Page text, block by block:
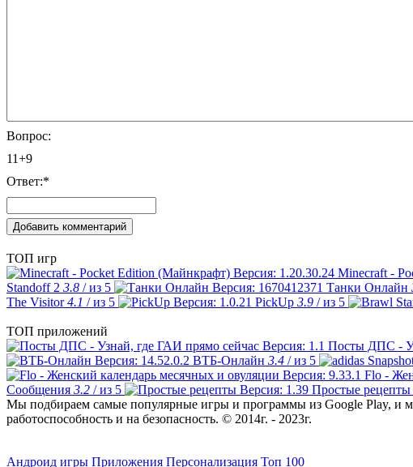
Вопрос:
11+9
Ответ:*
ТОП игр
Minecraft -
Standoff 2 3.8 / из 5 Танки Онлайн
The Visitor4.1 / из 5 PickUp 3.9 / из 5
ТОП приложений
Посты ДПС -
ВТБ-Онлайн 3.4 / из 5
Flo -
Сообщения 3.2 / из 5 Простые рецепты
Мы подбираем самые популярные игры и программы из Google Play, и
работоспособность и на безопасность. © 2014г. - 2023г.
Андроид игры Приложения Персонализация Топ 100